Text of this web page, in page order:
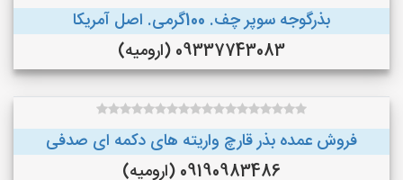
بذرگوجه‌ سوپر چف. 100گرمی. اصل آمریکا
09337743083 (ارومیه)
فروش عمده بذر قارچ واریته های دکمه ای صدفی
09190983486 (ارومیه)